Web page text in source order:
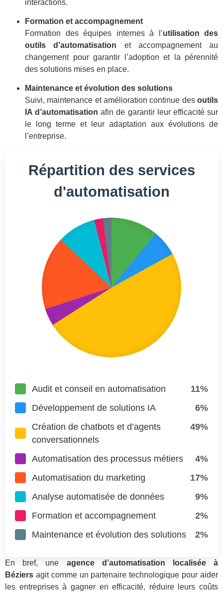
interactions.
Formation et accompagnement
Formation des équipes internes à l’utilisation des
outils d’automatisation et accompagnement au
changement pour garantir l’adoption et la pérennité
des solutions mises en place.
Maintenance et évolution des solutions
Suivi, maintenance et amélioration continue des outils
IA d’automatisation afin de garantir leur efficacité sur
le long terme et leur adaptation aux évolutions de
l’entreprise.
Répartition des services
d'automatisation
Audit et conseil en automatisation
11%
Développement de solutions IA
6%
Création de chatbots et d’agents
conversationnels
49%
Automatisation des processus métiers
4%
Automatisation du marketing
17%
Analyse automatisée de données
9%
Formation et accompagnement
2%
Maintenance et évolution des solutions
2%
En bref, une agence d’automatisation localisée à
Béziers agit comme un partenaire technologique pour aider
les entreprises à gagner en efficacité, réduire leurs coûts